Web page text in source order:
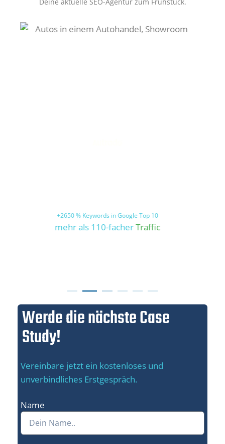
Zielkeyword in 6 Monaten auf Platz 1
16-facher organischerTraffic
Werde die nächste Case
Study!
Vereinbare jetzt ein kostenloses und
unverbindliches Erstgespräch.
Name